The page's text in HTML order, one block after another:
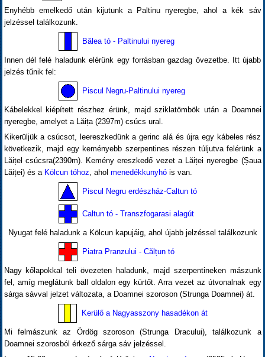
Enyhébb emelkedő után kijutunk a Paltinu nyeregbe, ahol a kék sáv
jelzéssel találkozunk.
Bâlea tó - Paltinului nyereg
Innen dél felé haladunk elérünk egy forrásban gazdag övezetbe. Itt újabb
jelzés tűnik fel:
Piscul Negru-Paltinului nyereg
Kábelekkel kiépített részhez érünk, majd sziklatömbök után a Doamnei
nyeregbe, amelyet a Lăița (2397m) csúcs ural.
Kikerüljük a csúcsot, leereszkedünk a gerinc alá és újra egy kábeles rész
következik, majd egy keményebb szerpentines részen túljutva felérünk a
Lăițel csúcsra(2390m). Kemény ereszkedő vezet a Lăiței nyeregbe (Șaua
Lăiței) és a Kölcun tóhoz, ahol menedékkunyhóis van.
Piscul Negru erdészház-Caltun tó
Caltun tó - Transzfogarasi alagút
Nyugat felé haladunk a Kölcun kapujáig, ahol újabb jelzéssel találkozunk
Piatra Pranzului - Călțun tó
Nagy kőlapokkal teli övezeten haladunk, majd szerpentineken mászunk
fel, amíg meglátunk ball oldalon egy kürtőt. Arra vezet az útvonalnak egy
sárga sávval jelzet változata, a Doamnei szoroson (Strunga Doamnei) át.
Kerülő a Nagyasszony hasadékon át
Mi felmászunk az Ördög szoroson (Strunga Dracului), találkozunk a
Doamnei szorosból érkező sárga sáv jelzéssel.